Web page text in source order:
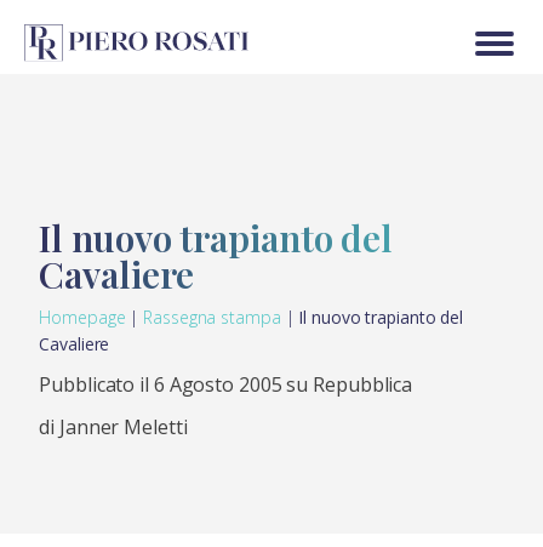
Il nuovo trapianto del
Cavaliere
Homepage | Rassegna stampa | Il nuovo trapianto del
Cavaliere
Pubblicato il 6 Agosto 2005 su Repubblica
di Janner Meletti